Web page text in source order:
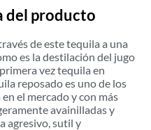
del producto
de este tequila a una
es la destilación del jugo
vez tequila en
reposado es uno de los
el mercado y con más
avainilladas y
agresivo, sutil y